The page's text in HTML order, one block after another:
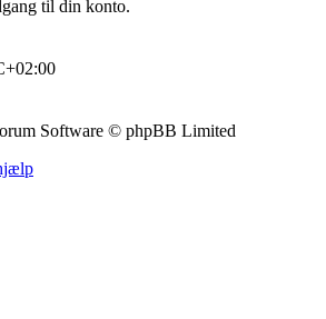
til din konto.
Software © phpBB Limited